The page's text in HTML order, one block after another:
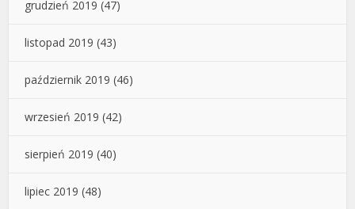
grudzień 2019 (47)
listopad 2019 (43)
październik 2019 (46)
wrzesień 2019 (42)
sierpień 2019 (40)
lipiec 2019 (48)